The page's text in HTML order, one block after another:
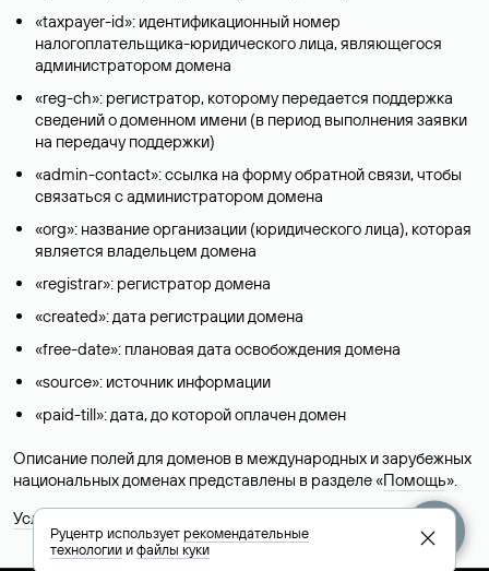
«taxpayer-id»: идентификационный номер
налогоплательщика-юридического лица, являющегося
администратором домена
«reg-ch»: регистратор, которому передается поддержка
сведений о доменном имени (в период выполнения заявки
на передачу поддержки)
«admin-contact»: ссылка на форму обратной связи, чтобы
связаться с администратором домена
«org»: название организации (юридического лица), которая
является владельцем домена
«registrar»: регистратор домена
«created»: дата регистрации домена
«free-date»: плановая дата освобождения домена
«source»: источник информации
«paid-till»: дата, до которой оплачен домен
Описание полей для доменов в международных и зарубежных
национальных доменах представлены в разделе «Помощь».
Условия использования Whois-сервиса
Руцентр используетрекомендательные
технологииифайлы куки